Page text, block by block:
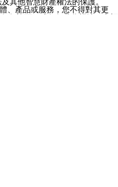
、產品或服務，您不得對其更